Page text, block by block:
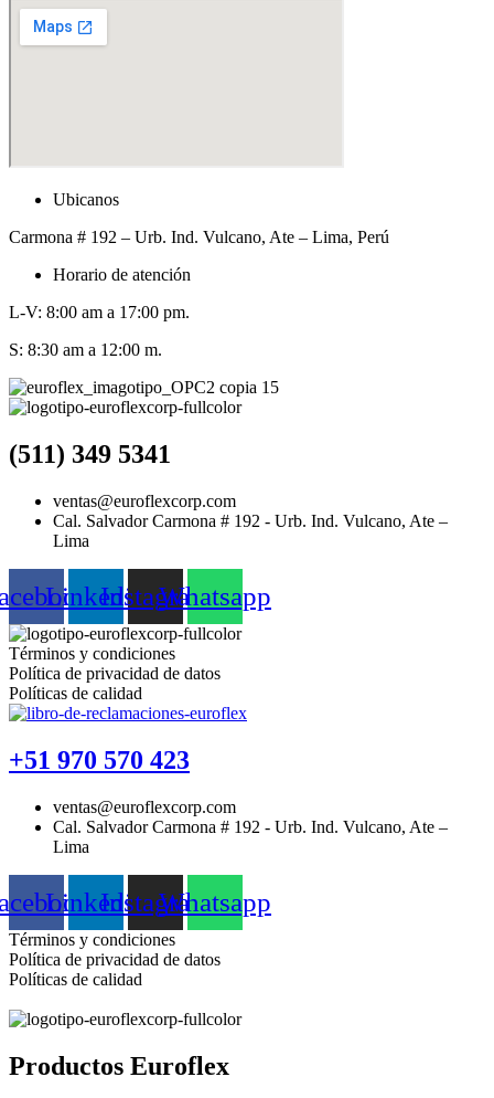
Ubicanos
Carmona # 192 – Urb. Ind. Vulcano, Ate – Lima, Perú
Horario de atención
L-V: 8:00 am a 17:00 pm.
S: 8:30 am a 12:00 m.
(511) 349 5341
ventas@euroflexcorp.com
Cal. Salvador Carmona # 192 - Urb. Ind. Vulcano, Ate –
Lima
LinkedinInstagramWhatsapp
Términos y condiciones
Política de privacidad de datos
Políticas de calidad
+51 970 570 423
ventas@euroflexcorp.com
Cal. Salvador Carmona # 192 - Urb. Ind. Vulcano, Ate –
Lima
LinkedinInstagramWhatsapp
Términos y condiciones
Política de privacidad de datos
Políticas de calidad
Productos Euroflex